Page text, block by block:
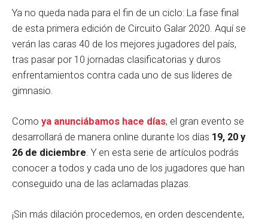
Ya no queda nada para el fin de un ciclo: La fase final
de esta primera edición de Circuito Galar 2020. Aquí se
verán las caras 40 de los mejores jugadores del país,
tras pasar por 10 jornadas clasificatorias y duros
enfrentamientos contra cada uno de sus líderes de
gimnasio.
Como ya anunciábamos hace días, el gran evento se
desarrollará de manera online durante los días 19, 20 y
26 de diciembre. Y en esta serie de artículos podrás
conocer a todos y cada uno de los jugadores que han
conseguido una de las aclamadas plazas.
¡Sin más dilación procedemos, en orden descendente,